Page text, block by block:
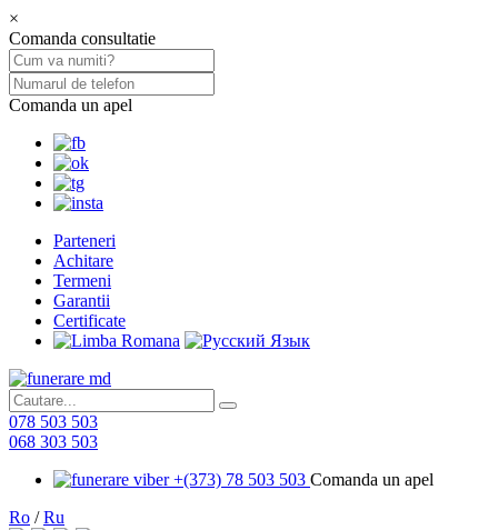
×
Comanda consultatie
Comanda un apel
Parteneri
Achitare
Termeni
Garantii
Certificate
078 503 503
068 303 503
+(373) 78 503 503 Comanda un apel
Ro /Ru